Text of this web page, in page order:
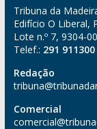
Tribuna da
Edifício O Liberal,
Lote n.º 7, 9304-
Telef.: 291 911300
Redação
Comercial